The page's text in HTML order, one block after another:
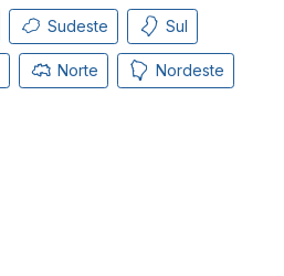
Sudeste Sul
Norte Nordeste